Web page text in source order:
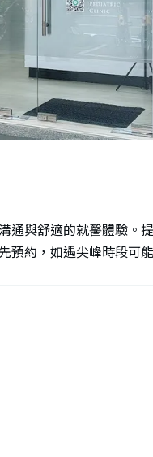
通與舒適的就醫體驗。
預約，如遇尖峰時段可